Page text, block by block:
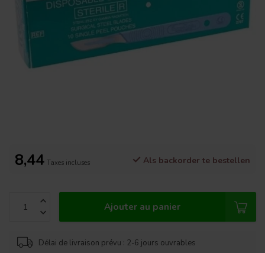
8,44 Taxes incluses Als backorder te bestellen
Ajouter au panier
Délai de livraison prévu : 2-6 jours ouvrables